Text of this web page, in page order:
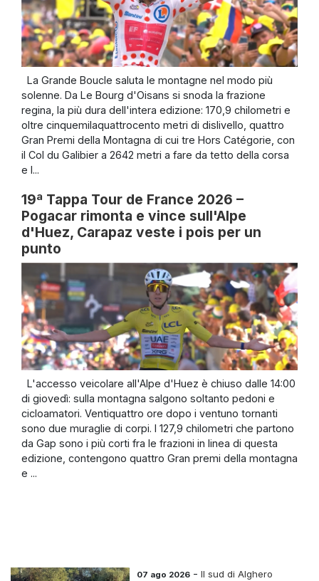
La Grande Boucle saluta le montagne nel modo più
solenne. Da Le Bourg d'Oisans si snoda la frazione
regina, la più dura dell'intera edizione: 170,9 chilometri e
oltre cinquemilaquattrocento metri di dislivello, quattro
Gran Premi della Montagna di cui tre Hors Catégorie, con
il Col du Galibier a 2642 metri a fare da tetto della corsa
e l...
19ª Tappa Tour de France 2026 –
Pogacar rimonta e vince sull'Alpe
d'Huez, Carapaz veste i pois per un
punto
L'accesso veicolare all'Alpe d'Huez è chiuso dalle 14:00
di giovedì: sulla montagna salgono soltanto pedoni e
cicloamatori. Ventiquattro ore dopo i ventuno tornanti
sono due muraglie di corpi. I 127,9 chilometri che partono
da Gap sono i più corti fra le frazioni in linea di questa
edizione, contengono quattro Gran premi della montagna
e ...
07 ago 2026 -Il sud di Alghero